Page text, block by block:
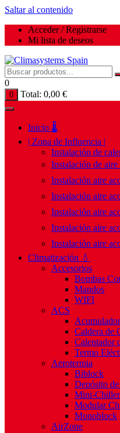
Saltar al contenido
Acceder / Registrarse
Mi lista de deseos
0
0 Total: 0,00 €
Inicio 🌡️
| Zona de Influencia |
Instalación de
Instalación de
Instalación aire
Instalación aire
Instalación aire
Instalación aire
Instalación aire
Climatización 💧
Accesorios
Bombas
Mandos
WIFI
ACS
Caldera de
Calentador
Termo
Aerotermia
Biblock
Depósito
Mini-Chiller
Modular
Monoblock
AirZone